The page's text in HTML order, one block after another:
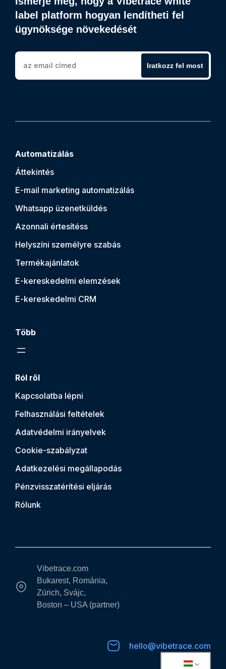
label platform hogyan lendítheti fel
ügynöksége növekedését
Iratkozz fel most
Automatizálás
Áttekintés
E-mail marketing automatizálás
Whatsapp üzenetküldés
Azonnali értesítéss
Helyszíni személyre szabás
Termékajánlatok
E-kereskedelmi elemzések
E-kereskedelmi CRM
Több
Ról ről
Kapcsolatba lépni
Felhasználási feltételek
Adatvédelmi irányelvek
Cookie-szabályzat
Adatkezelési megállapodás
Pénzvisszatérítési eljárás
Rólunk
Vibetrace.com
Bukarest, Románia,
Zürich, Svájc,
Boston – USA (partner)
hello@vibetrace.com